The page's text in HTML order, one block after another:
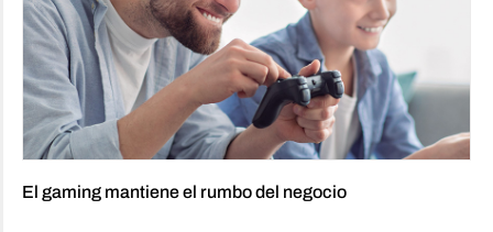
El gaming mantiene el rumbo del negocio